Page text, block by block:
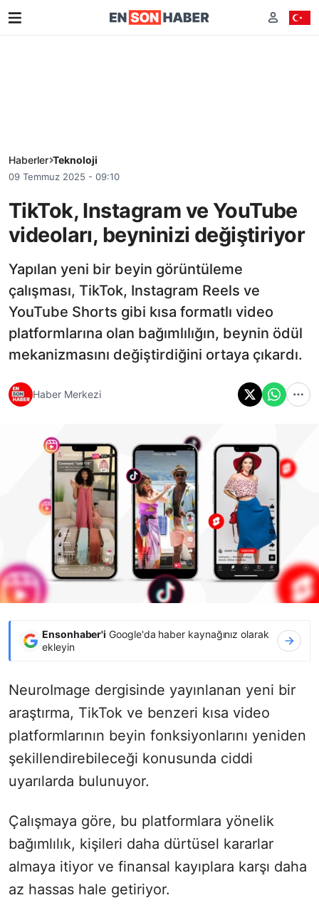
Haberler Teknoloji
09 Temmuz 2025 - 09:10
TikTok, Instagram ve YouTube
videoları, beyninizi değiştiriyor
Yapılan yeni bir beyin görüntüleme
çalışması, TikTok, Instagram Reels ve
YouTube Shorts gibi kısa formatlı video
platformlarına olan bağımlılığın, beynin ödül
mekanizmasını değiştirdiğini ortaya çıkardı.
Haber Merkezi
Ensonhaber'i Google'da haber kaynağınız olarak
ekleyin
NeuroImage dergisinde yayınlanan yeni bir
araştırma, TikTok ve benzeri kısa video
platformlarının beyin fonksiyonlarını yeniden
şekillendirebileceği konusunda ciddi
uyarılarda bulunuyor.
Çalışmaya göre, bu platformlara yönelik
bağımlılık, kişileri daha dürtüsel kararlar
almaya itiyor ve finansal kayıplara karşı daha
az hassas hale getiriyor.